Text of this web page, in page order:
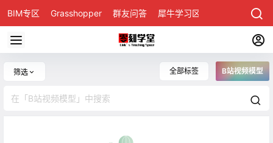
BIM专区 Grasshopper 群友问答 犀牛学习区
筛选 全部标签 B站视频模型